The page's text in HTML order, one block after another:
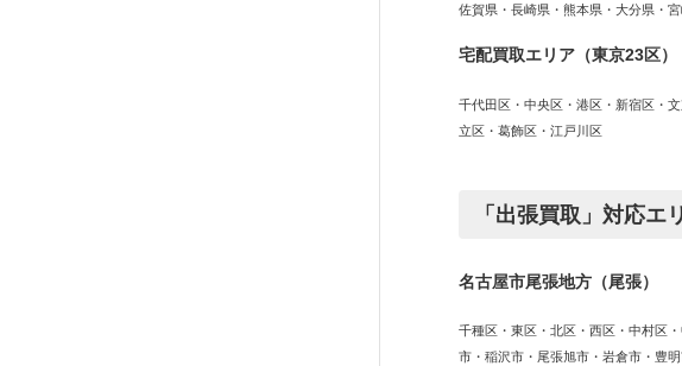
佐賀県・長崎県・熊本県・大分県・
宅配買取エリア（東京23区）
千代田区・中央区・港区・新宿区・
立区・葛飾区・江戸川区
「出張買取」対応エ
名古屋市尾張地方（尾張）
千種区・東区・北区・西区・中村区
市・稲沢市・尾張旭市・岩倉市・豊